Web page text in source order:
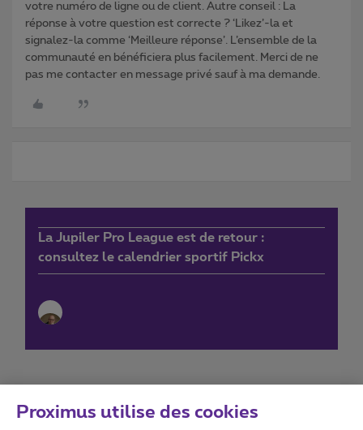
votre numéro de ligne ou de client. Autre conseil : La
réponse à votre question est correcte ? ‘Likez’-la et
signalez-la comme ‘Meilleure réponse’. L’ensemble de la
communauté en bénéficiera plus facilement. Merci de ne
pas me contacter en message privé sauf à ma demande.
La Jupiler Pro League est de retour :
consultez le calendrier sportif Pickx
Proximus utilise des cookies